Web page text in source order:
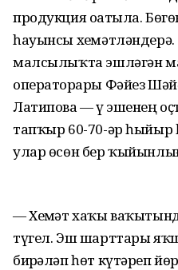
продукция оҙатыла.
һауынсы
малсылыҡта эшләгән
операторҙары Фәйез
Латипова — үҙ эшенең
тапҡыр 60-70-әр һыйыр
улар өсөн бер
— Хеҙмәт хаҡы
түгел. Эш шарттары
биҙрәләп һөт күтәреп